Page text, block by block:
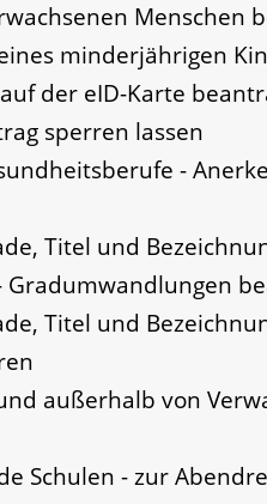
Menschen
minderjährigen
der eID-Karte
sperren lassen
-
Titel und
Gradumwandlungen
Titel und
außerhalb von
Schulen - zur